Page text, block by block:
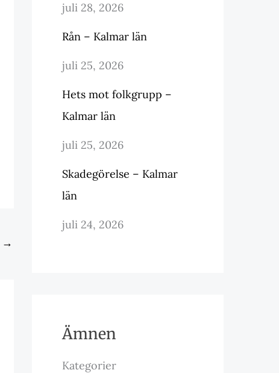
→
juli 28, 2026
Rån – Kalmar län
juli 25, 2026
Hets mot folkgrupp –
Kalmar län
juli 25, 2026
Skadegörelse – Kalmar
län
juli 24, 2026
Ämnen
Kategorier